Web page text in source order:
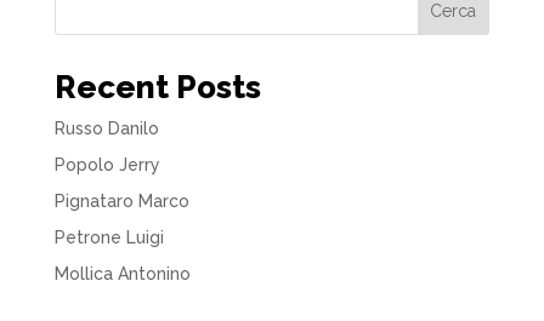
Cerca
Recent Posts
Russo Danilo
Popolo Jerry
Pignataro Marco
Petrone Luigi
Mollica Antonino